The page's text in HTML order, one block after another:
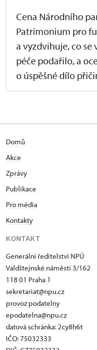
Cena Národního
Patrimonium pro
a vyzdvihuje, co
péče podařilo, a
o úspěšné dílo
Domů
Akce
Zprávy
Publikace
Pro média
Kontakty
KONTAKT
Generální ředitelství NPÚ
Valdštejnské náměstí 3/162
118 01 Praha 1
sekretariat@npu.cz
provoz podatelny
epodatelna@npu.cz
datová schránka:2cy8h6t​
IČO: 75032333